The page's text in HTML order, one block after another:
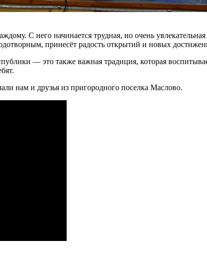
С него начинается трудная, но очень
принесёт радость открытий и новых
— это также важная традиция, которая
нам и друзья из пригородного поселка Маслово.